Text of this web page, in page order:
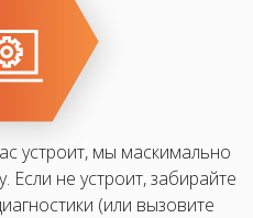
устроит, мы маскимально
Если не устроит, забирайте
(или вызовите